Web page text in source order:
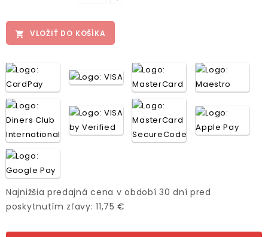
 VLOŽIŤ DO KOŠÍKA
Najnižšia predajná cena v období 30 dní pred
poskytnutím zľavy: 11,75 €